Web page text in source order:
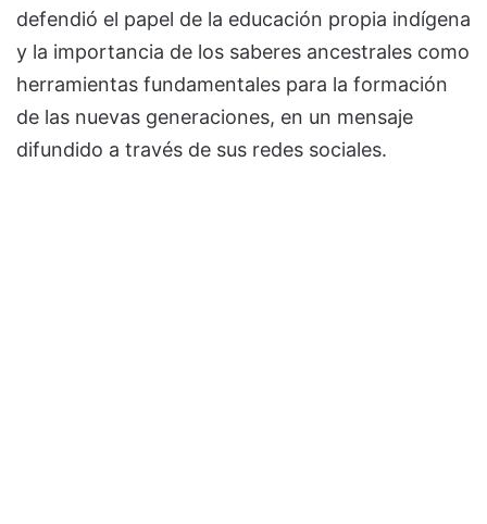
defendió el papel de la educación propia indígena
y la importancia de los saberes ancestrales como
herramientas fundamentales para la formación
de las nuevas generaciones, en un mensaje
difundido a través de sus redes sociales.